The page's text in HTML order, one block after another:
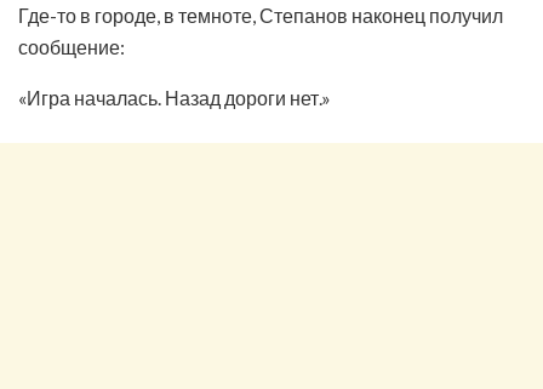
Где-то в городе, в темноте, Степанов наконец получил
сообщение:
«Игра началась. Назад дороги нет.»